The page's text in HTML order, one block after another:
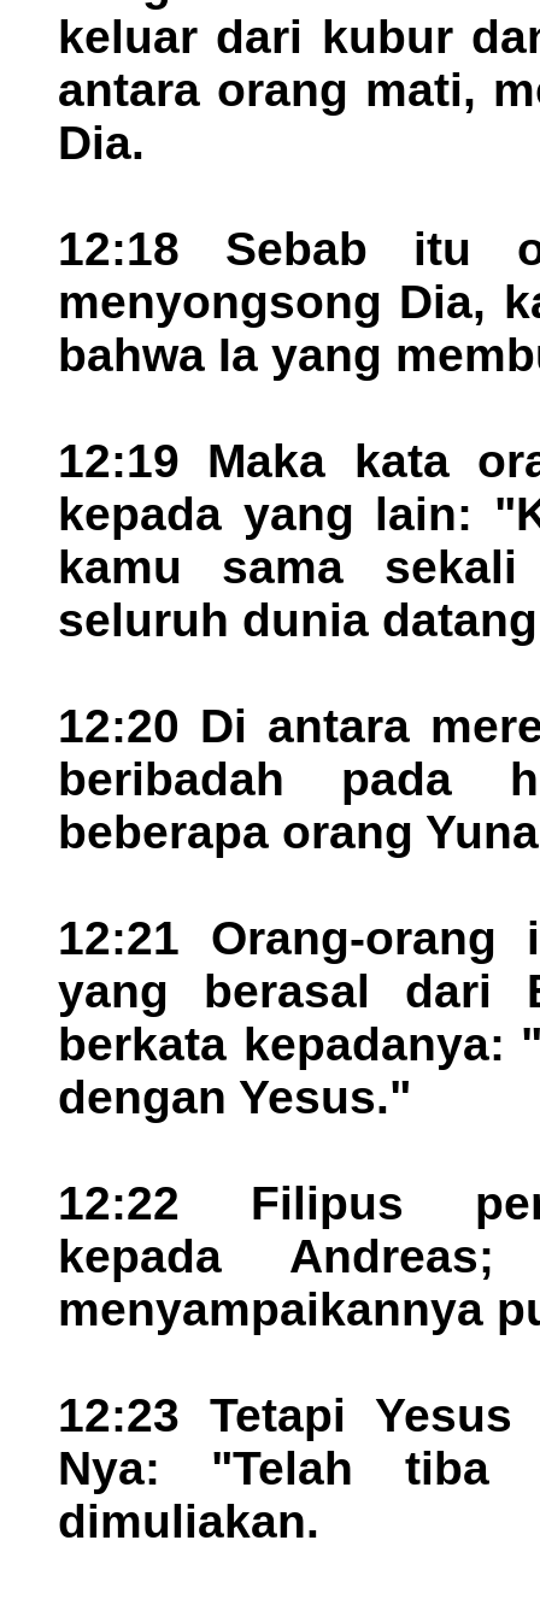
keluar dari kubur
antara orang mati,
Dia.
12:18 Sebab itu
menyongsong Dia,
bahwa Ia yang
12:19 Maka kata
kepada yang lain:
kamu sama
seluruh dunia
12:20 Di antara
beribadah pada
beberapa orang
12:21 Orang-
yang berasal dari
berkata kepadanya:
dengan Yesus."
12:22 Filipus
kepada
menyampaikannya
12:23 Tetapi
Nya: "Telah tiba
dimuliakan.